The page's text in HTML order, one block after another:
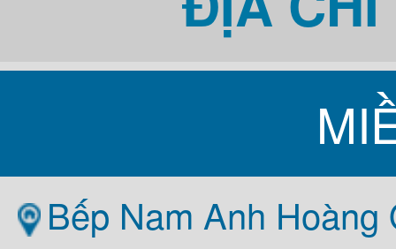
Bếp Nam Anh